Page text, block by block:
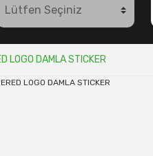
LOGO DAMLA STICKER